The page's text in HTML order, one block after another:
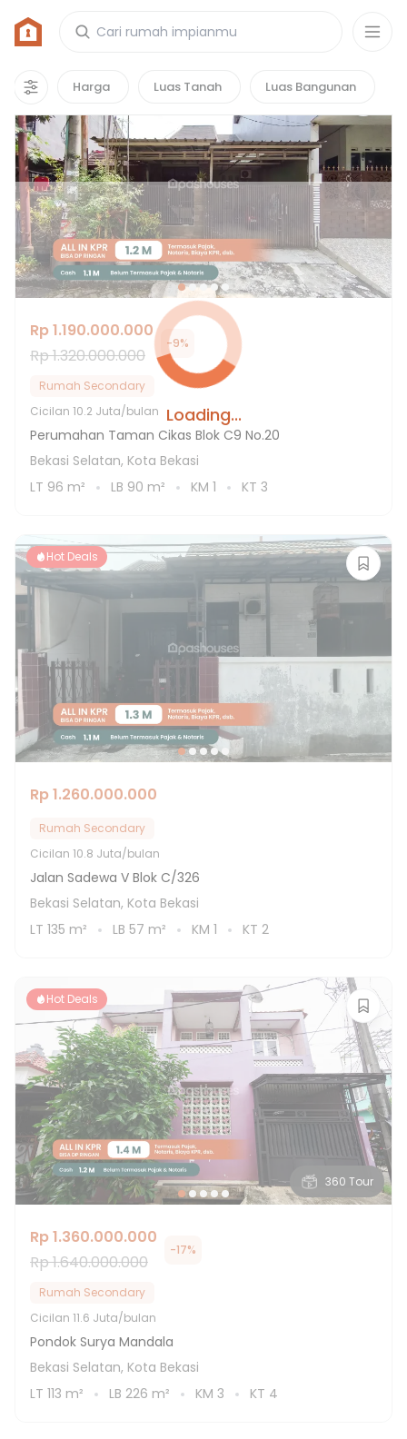
Harga Luas Tanah Luas Bangunan
Loading...
Rumah di Bekasi Selatan, Bekasi
141properti
Hot Deals
Rp 1.190.000.000
Rp 1.320.000.000
-9%
Rumah Secondary
Cicilan 10.2 Juta/bulan
Perumahan Taman Cikas Blok C9 No.20
Bekasi Selatan, Kota Bekasi
LT 96 m² LB 90 m² KM 1 KT 3
Hot Deals
Rp 1.260.000.000
Rumah Secondary
Cicilan 10.8 Juta/bulan
Jalan Sadewa V Blok C/326
Bekasi Selatan, Kota Bekasi
LT 135 m² LB 57 m² KM 1 KT 2
360 Tour
Hot Deals
Rp 1.360.000.000
Rp 1.640.000.000
-17%
Rumah Secondary
Cicilan 11.6 Juta/bulan
Pondok Surya Mandala
Bekasi Selatan, Kota Bekasi
LT 113 m² LB 226 m² KM 3 KT 4